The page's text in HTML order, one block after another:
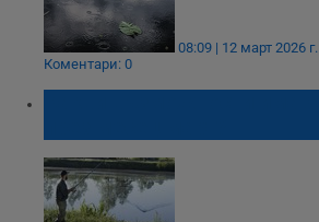
08:09 | 12 март 2026 г.
Коментари: 0